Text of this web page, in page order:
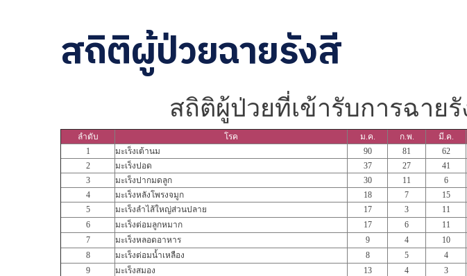
สถิติผู้ป่วยฉายรังสี
สถิติผู้ป่วยที่เข้ารับการฉาย
ลำดับ โรค ม.ค. ก.พ. มี.ค.
1
มะเร็งเต้านม 90 81 62
2
มะเร็งปอด 37 27 41
3
มะเร็งปากมดลูก 30 11 6
4
มะเร็งหลังโพรงจมูก 18 7 15
5
มะเร็งลำไส้ใหญ่ส่วนปลาย 17 3 11
6
มะเร็งต่อมลูกหมาก 17 6 11
7
มะเร็งหลอดอาหาร 9 4 10
8
มะเร็งต่อมน้ำเหลือง 8 5 4
9
มะเร็งสมอง 13 4 3